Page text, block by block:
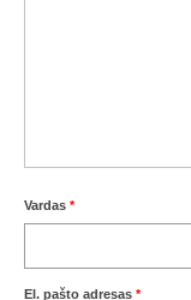
Vardas *
El. pašto adresas *